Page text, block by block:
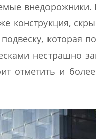
конструкция,
которая
нестрашно
отметить и